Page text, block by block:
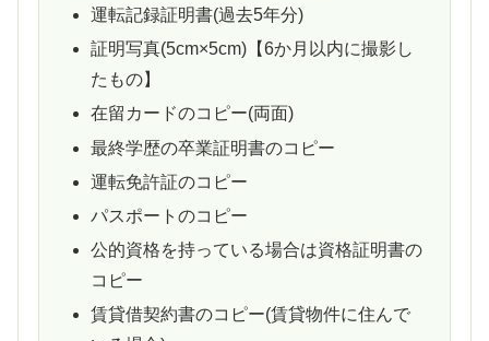
運転記録証明書(過去5年分)
証明写真(5cm×5cm)【6か月以内に撮影し
たもの】
在留カードのコピー(両面)
最終学歴の卒業証明書のコピー
運転免許証のコピー
パスポートのコピー
公的資格を持っている場合は資格証明書の
コピー
賃貸借契約書のコピー(賃貸物件に住んで